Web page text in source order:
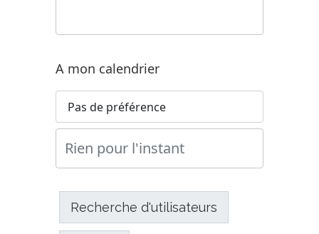
A mon calendrier